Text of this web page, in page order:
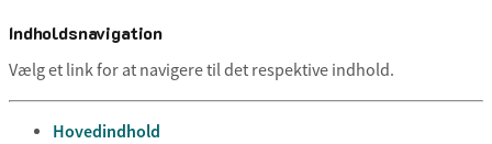
Indholdsnavigation
Vælg et link for at navigere til det respektive indhold.
gå til
Hovedindhold